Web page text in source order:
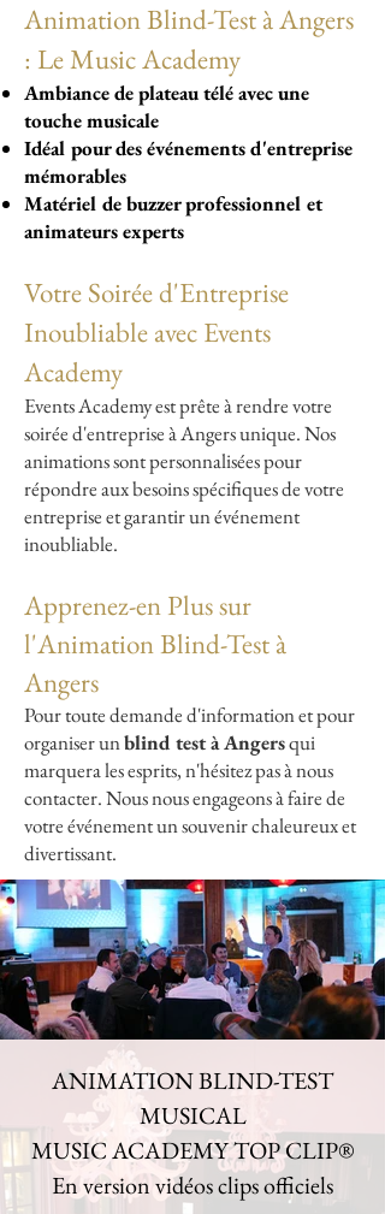
Animation Blind-Test à Angers
: Le Music Academy
Ambiance de plateau télé avec une
touche musicale
Idéal pour des événements d'entreprise
mémorables
Matériel de buzzer professionnel et
animateurs experts
Votre Soirée d'Entreprise
Inoubliable avec Events
Academy
Events Academy est prête à rendre votre
soirée d'entreprise à Angers unique. Nos
animations sont personnalisées pour
répondre aux besoins spécifiques de votre
entreprise et garantir un événement
inoubliable.
Apprenez-en Plus sur
l'Animation Blind-Test à
Angers
Pour toute demande d'information et pour
organiser unblind test à Angersqui
marquera les esprits, n'hésitez pas à nous
contacter. Nous nous engageons à faire de
votre événement un souvenir chaleureux et
divertissant.
ANIMATION BLIND-TEST
MUSICAL
MUSIC ACADEMY TOP CLIP®
En version vidéos clips officiels